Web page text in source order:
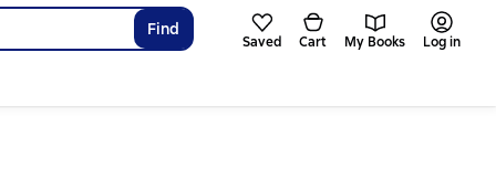
Find
Saved Cart My Books Log in